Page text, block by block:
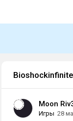
Bioshockinfinite
Moon
Игры 28